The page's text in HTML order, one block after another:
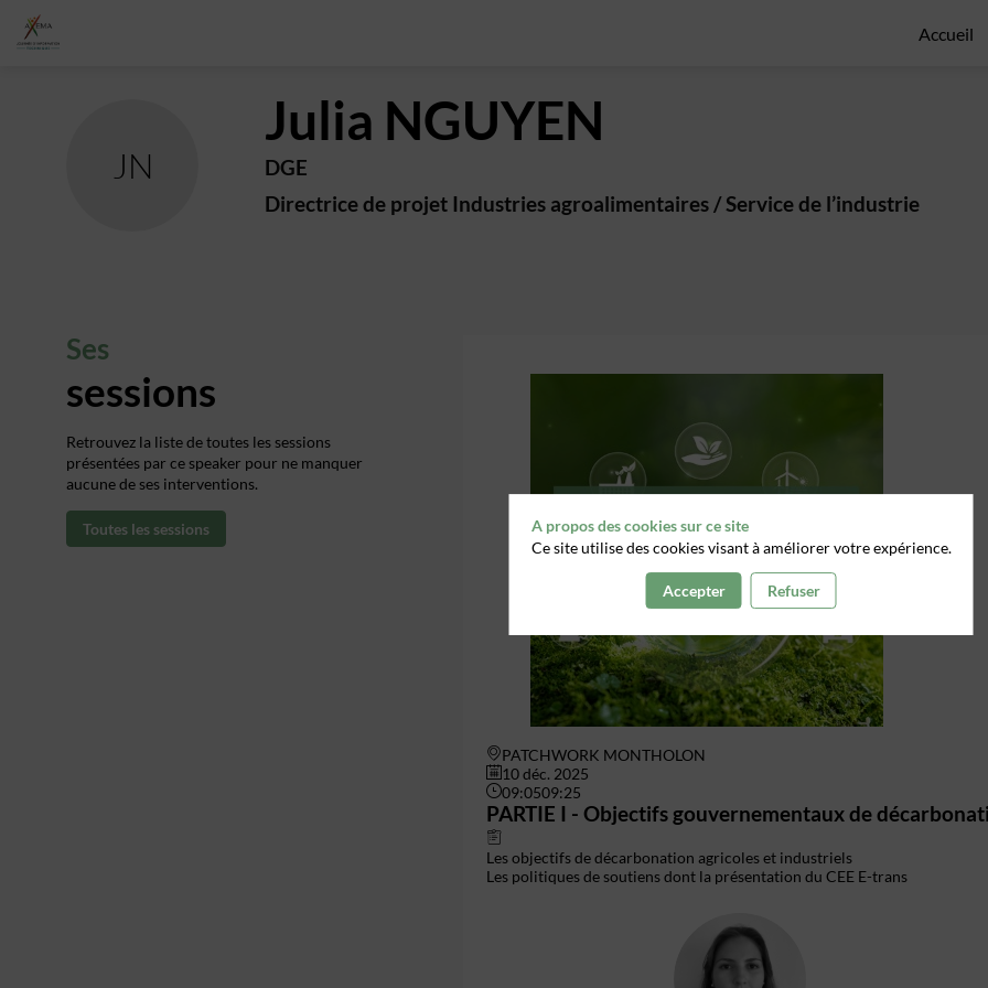
Accueil
JN
Julia NGUYEN
DGE
Directrice de projet Industries agroalimentaires / Service de l’industrie
Ses
sessions
Retrouvez la liste de toutes les sessions
présentées par ce speaker pour ne manquer
aucune de ses interventions.
Toutes les sessions
PATCHWORK MONTHOLON
10 déc. 2025
09:0509:25
PARTIE I - Objectifs gouvernementaux de
Les objectifs de décarbonation agricoles et industriels
Les politiques de soutiens dont la présentation du CEE E-trans
CG
A propos des cookies sur ce site
Ce site utilise des cookies visant à améliorer votre expérience.
Accepter Refuser